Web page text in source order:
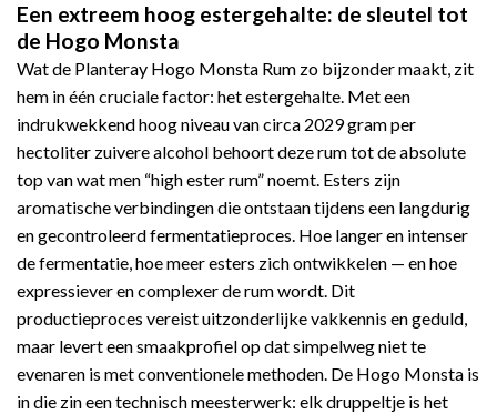
Een extreem hoog estergehalte: de sleutel tot
de Hogo Monsta
Wat de Planteray Hogo Monsta Rum zo bijzonder maakt, zit
hem in één cruciale factor: het estergehalte. Met een
indrukwekkend hoog niveau van circa 2029 gram per
hectoliter zuivere alcohol behoort deze rum tot de absolute
top van wat men “high ester rum” noemt. Esters zijn
aromatische verbindingen die ontstaan tijdens een langdurig
en gecontroleerd fermentatieproces. Hoe langer en intenser
de fermentatie, hoe meer esters zich ontwikkelen — en hoe
expressiever en complexer de rum wordt. Dit
productieproces vereist uitzonderlijke vakkennis en geduld,
maar levert een smaakprofiel op dat simpelweg niet te
evenaren is met conventionele methoden. De Hogo Monsta is
in die zin een technisch meesterwerk: elk druppeltje is het